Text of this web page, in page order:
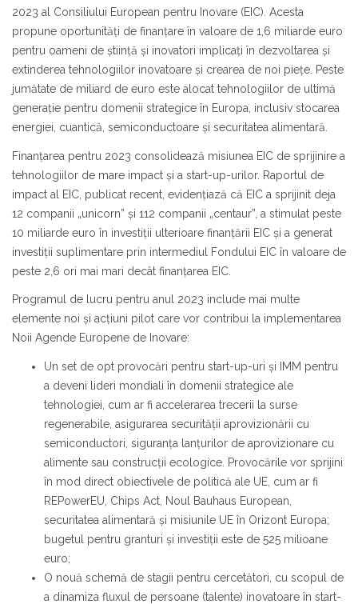
2023 al Consiliului European pentru Inovare (EIC). Acesta
propune oportunități de finanțare în valoare de 1,6 miliarde euro
pentru oameni de știință și inovatori implicați în dezvoltarea și
extinderea tehnologiilor inovatoare și crearea de noi piețe. Peste
jumătate de miliard de euro este alocat tehnologiilor de ultimă
generație pentru domenii strategice în Europa, inclusiv stocarea
energiei, cuantică, semiconductoare și securitatea alimentară.
Finanțarea pentru 2023 consolidează misiunea EIC de sprijinire a
tehnologiilor de mare impact și a start-up-urilor. Raportul de
impact al EIC, publicat recent, evidențiază că EIC a sprijinit deja
12 companii „unicorn” și 112 companii „centaur”, a stimulat peste
10 miliarde euro în investiții ulterioare finanțării EIC și a generat
investiții suplimentare prin intermediul Fondului EIC în valoare de
peste 2,6 ori mai mari decât finanțarea EIC.
Programul de lucru pentru anul 2023 include mai multe
elemente noi și acțiuni pilot care vor contribui la implementarea
Noii Agende Europene de Inovare:
Un set de opt provocări pentru start-up-uri și IMM pentru
a deveni lideri mondiali în domenii strategice ale
tehnologiei, cum ar fi accelerarea trecerii la surse
regenerabile, asigurarea securității aprovizionării cu
semiconductori, siguranța lanțurilor de aprovizionare cu
alimente sau construcții ecologice. Provocările vor sprijini
în mod direct obiectivele de politică ale UE, cum ar fi
REPowerEU, Chips Act, Noul Bauhaus European,
securitatea alimentară și misiunile UE în Orizont Europa;
bugetul pentru granturi și investiții este de 525 milioane
euro;
O nouă schemă de stagii pentru cercetători, cu scopul de
a dinamiza fluxul de persoane (talente) inovatoare în start-